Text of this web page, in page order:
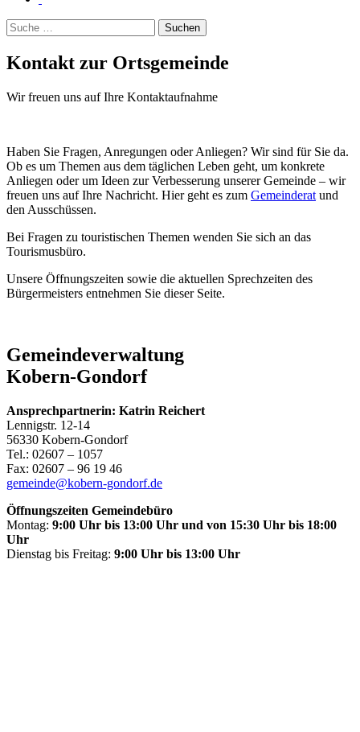
Suchen
nach:
Kontakt zur Ortsgemeinde
Wir freuen uns auf Ihre Kontaktaufnahme
Haben Sie Fragen, Anregungen oder Anliegen? Wir sind für Sie da.
Ob es um Themen aus dem täglichen Leben geht, um konkrete
Anliegen oder um Ideen zur Verbesserung unserer Gemeinde – wir
freuen uns auf Ihre Nachricht. Hier geht es zum Gemeinderat und
den Ausschüssen.
Bei Fragen zu touristischen Themen wenden Sie sich an das
Tourismusbüro.
Unsere Öffnungszeiten sowie die aktuellen Sprechzeiten des
Bürgermeisters entnehmen Sie dieser Seite.
Gemeindeverwaltung
Kobern-Gondorf
Ansprechpartnerin: Katrin Reichert
Lennigstr. 12-14
56330 Kobern-Gondorf
Tel.: 02607 – 1057
Fax: 02607 – 96 19 46
gemeinde@kobern-gondorf.de
Öffnungszeiten Gemeindebüro
Montag: 9:00 Uhr bis 13:00 Uhr und von 15:30 Uhr bis 18:00
Uhr
Dienstag bis Freitag: 9:00 Uhr bis 13:00 Uhr